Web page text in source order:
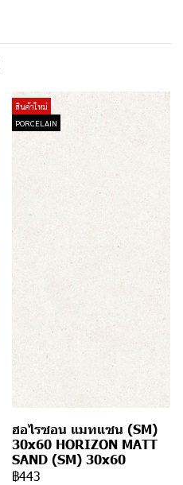
สินค้าใหม่
PORCELAIN
ฮอไรซอน แมทแซน (SM)
30x60 HORIZON MATT
SAND (SM) 30x60
฿443